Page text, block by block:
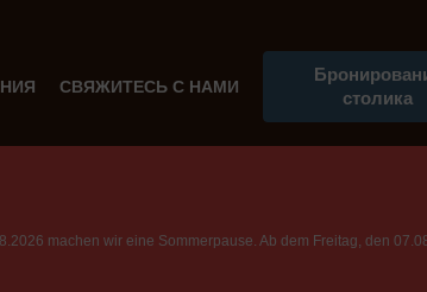
СВЯЖИТЕСЬ С НАМИ
столика
machen wir eine Sommerpause. Ab dem Freitag, den